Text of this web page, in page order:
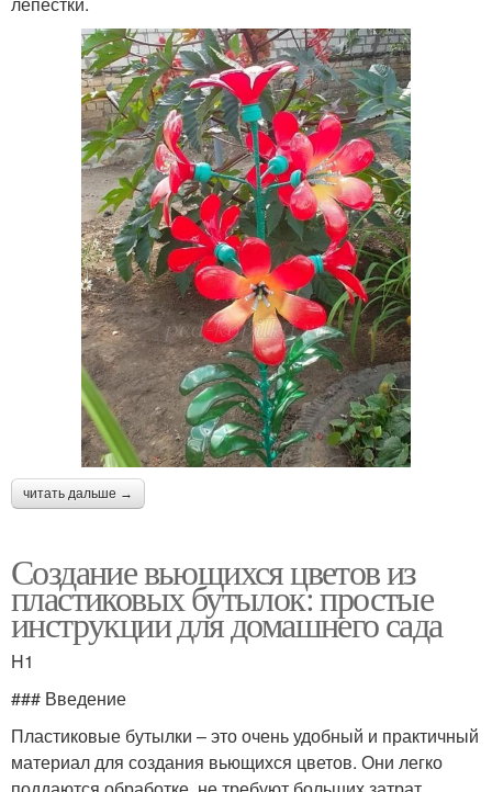
читать дальше →
Создание вьющихся цветов из
пластиковых бутылок: простые
инструкции для домашнего сада
H1
### Введение
Пластиковые бутылки – это очень удобный и практичный
материал для создания вьющихся цветов. Они легко